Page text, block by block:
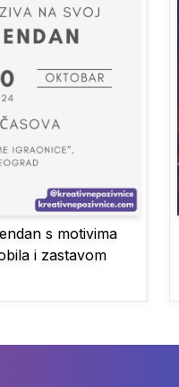
s motivima
i zastavom